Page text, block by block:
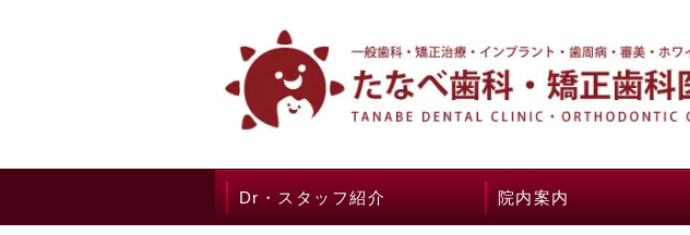
Dr・スタッフ紹介 院内案内